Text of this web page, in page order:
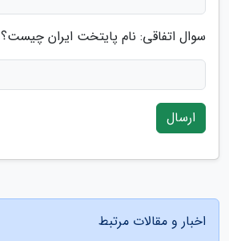
سوال اتفاقی: نام پایتخت ایران چیست؟
ارسال
اخبار و مقالات مرتبط